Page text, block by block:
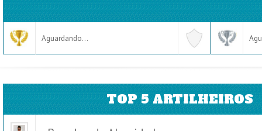
Aguardando...
TOP 5 ARTILHEIROS